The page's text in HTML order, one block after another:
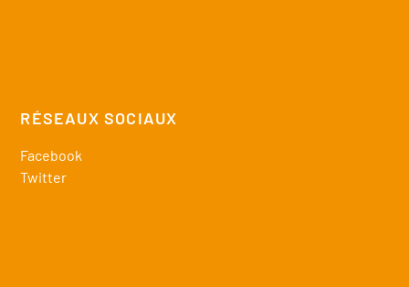
RÉSEAUX SOCIAUX
Facebook
Twitter